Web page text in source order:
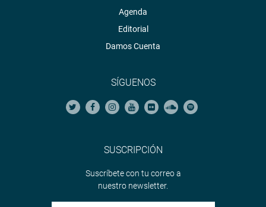
Agenda
Editorial
Damos Cuenta
SÍGUENOS
SUSCRIPCIÓN
Suscríbete con tu correo a
nuestro newsletter.